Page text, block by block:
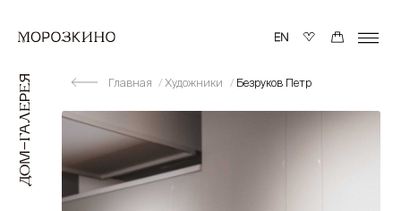
Главная Художники Безруков Петр